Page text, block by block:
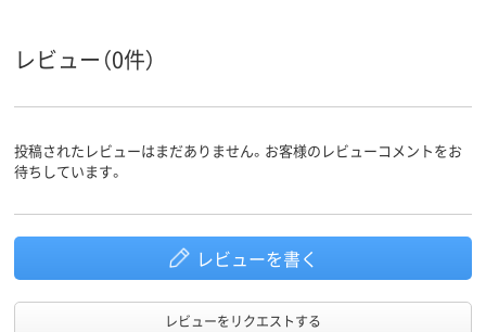
レビュー（0件）
投稿されたレビューはまだありません。お客様のレビューコメントをお
待ちしています。
レビューを書く
レビューをリクエストする